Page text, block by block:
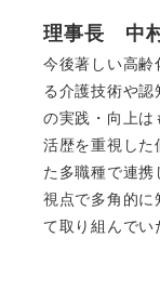
理事長 中
今後著しい高齢
る介護技術や
の実践・向上は
活歴を重視した
た多職種で連
視点で多角的に
て取り組んでい